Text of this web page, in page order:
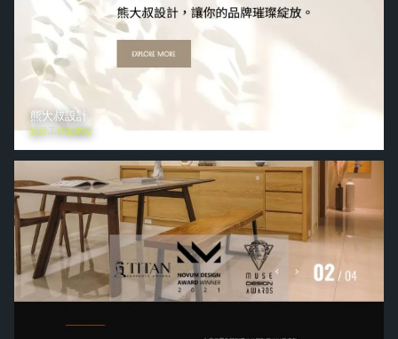
熊大叔設計
設計工作室網站